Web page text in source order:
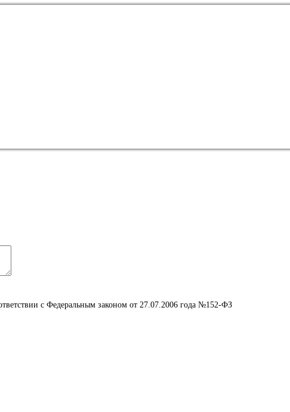
с Федеральным законом от 27.07.2006 года №152-ФЗ